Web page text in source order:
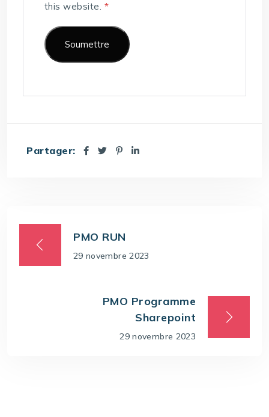
this website. *
Partager:
PMO RUN
29 novembre 2023
PMO Programme
Sharepoint
29 novembre 2023